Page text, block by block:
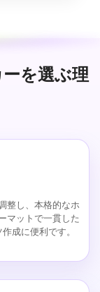
を選ぶ理
整し、本格的なホ
マットで一貫した
成に便利です。